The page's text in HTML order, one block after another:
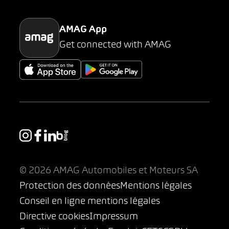
AMAG App
Get connected with AMAG
© 2026 AMAG Automobiles et Moteurs SA
Protection des donnéesMentions légales
Conseil en ligne mentions légales
Directive cookiesImpressum